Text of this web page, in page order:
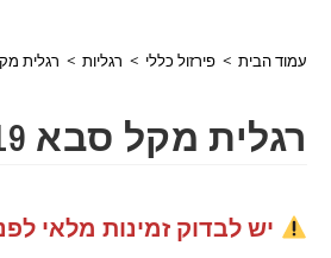
עמוד הבית > פירזול כללי > רגליות > רגלית מקל
רגלית מקל סבא 19 ממ שחור
יש לבדוק זמינות מלאי